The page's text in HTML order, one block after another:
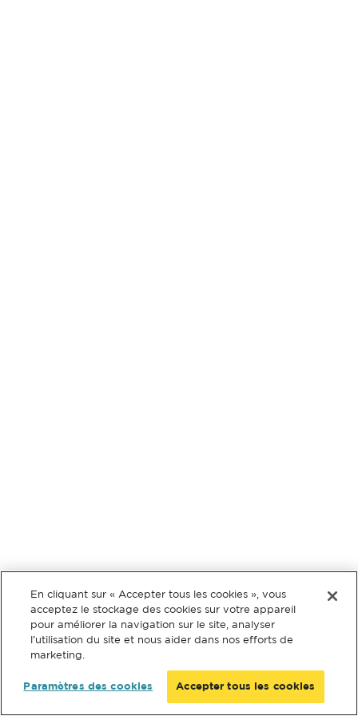
En cliquant sur « Accepter tous les cookies », vous
acceptez le stockage des cookies sur votre appareil
pour améliorer la navigation sur le site, analyser
l’utilisation du site et nous aider dans nos efforts de
marketing.
Paramètres des cookies Accepter tous les cookies